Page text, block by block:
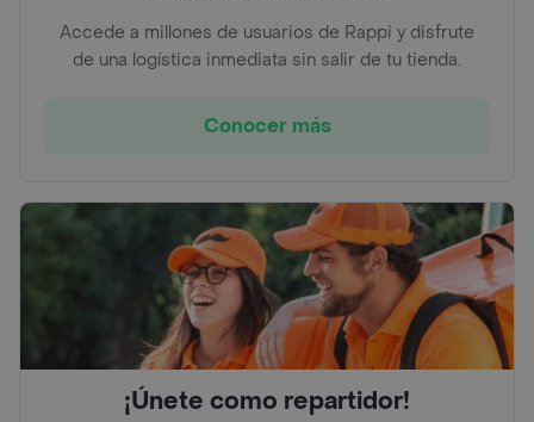
Accede a millones de usuarios de Rappi y disfrute
de una logística inmediata sin salir de tu tienda.
Conocer más
¡Únete como repartidor!